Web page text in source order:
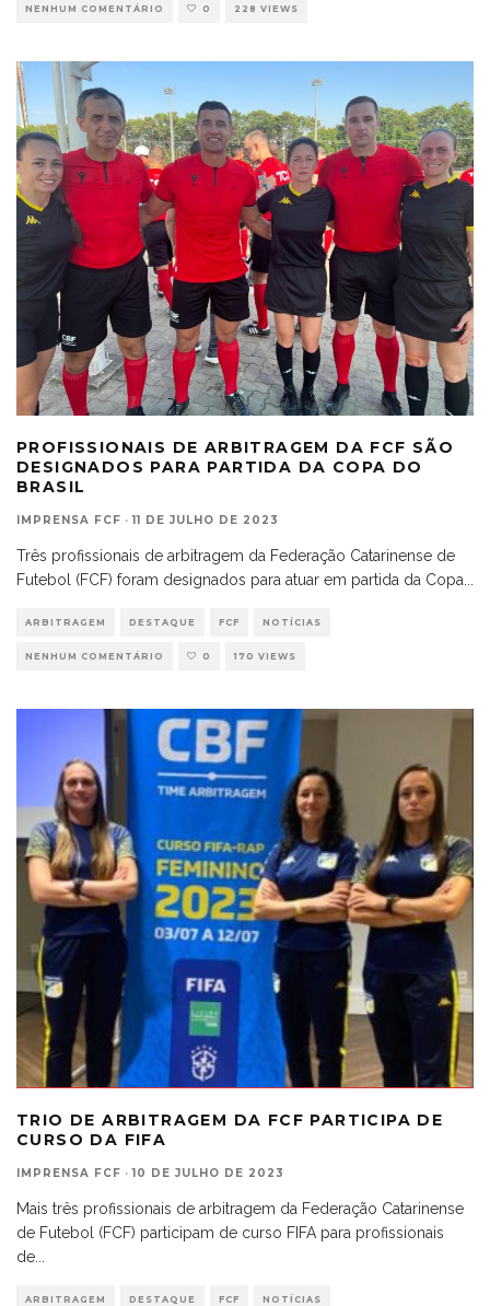
NENHUM COMENTÁRIO 0 228 VIEWS
PROFISSIONAIS DE ARBITRAGEM DA FCF SÃO
DESIGNADOS PARA PARTIDA DA COPA DO
BRASIL
IMPRENSA FCF · 11 DE JULHO DE 2023
Três profissionais de arbitragem da Federação Catarinense de
Futebol (FCF) foram designados para atuar em partida da Copa...
ARBITRAGEM DESTAQUE FCF NOTÍCIAS
NENHUM COMENTÁRIO 0 170 VIEWS
TRIO DE ARBITRAGEM DA FCF PARTICIPA DE
CURSO DA FIFA
IMPRENSA FCF · 10 DE JULHO DE 2023
Mais três profissionais de arbitragem da Federação Catarinense
de Futebol (FCF) participam de curso FIFA para profissionais
de...
ARBITRAGEM DESTAQUE FCF NOTÍCIAS